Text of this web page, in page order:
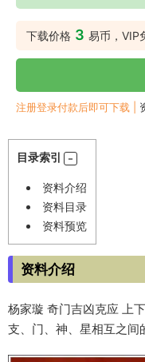
下载价格 3 易币，VIP
注册登录付款后即可下载 |
目录索引
资料介绍
资料目录
资料预览
资料介绍
杨家璇 奇门吉凶克应 上
支、门、神、星相互之间